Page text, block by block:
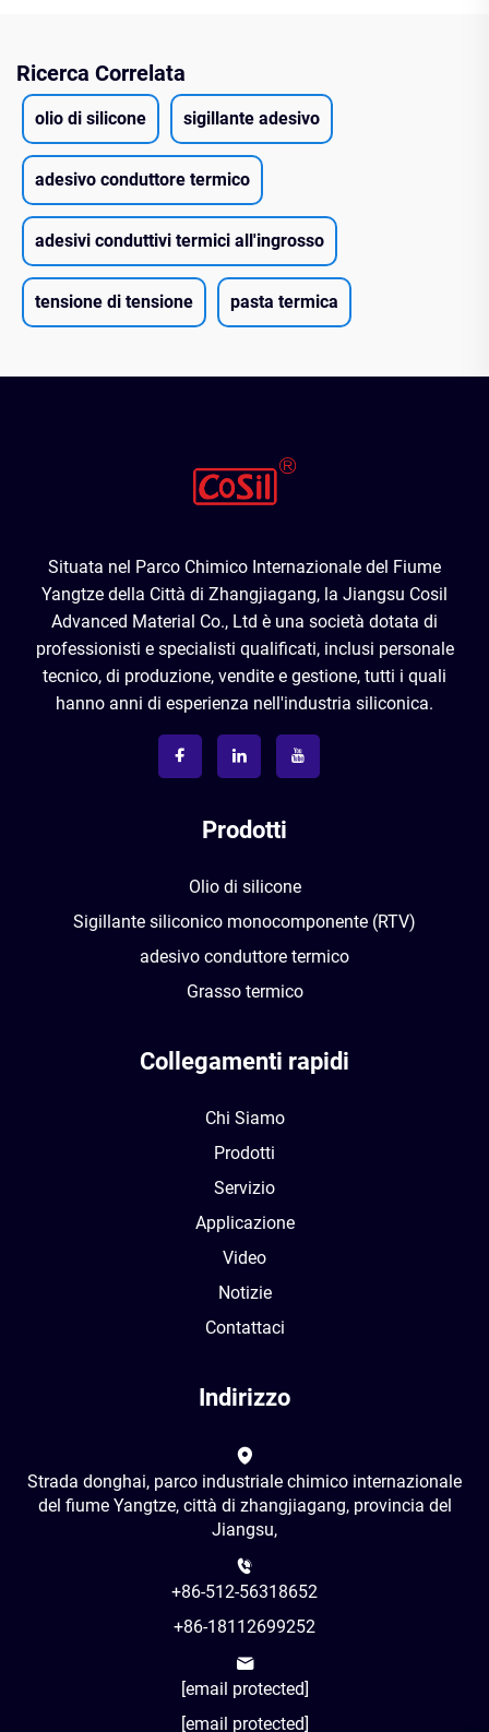
Ricerca Correlata
olio di silicone sigillante adesivo
adesivo conduttore termico
adesivi conduttivi termici all'ingrosso
tensione di tensione pasta termica
Situata nel Parco Chimico Internazionale del Fiume
Yangtze della Città di Zhangjiagang, la Jiangsu Cosil
Advanced Material Co., Ltd è una società dotata di
professionisti e specialisti qualificati, inclusi personale
tecnico, di produzione, vendite e gestione, tutti i quali
hanno anni di esperienza nell'industria siliconica.
Prodotti
Olio di silicone
Sigillante siliconico monocomponente (RTV)
adesivo conduttore termico
Grasso termico
Collegamenti rapidi
Chi Siamo
Prodotti
Servizio
Applicazione
Video
Notizie
Contattaci
Indirizzo
Strada donghai, parco industriale chimico internazionale
del fiume Yangtze, città di zhangjiagang, provincia del
Jiangsu,
+86-512-56318652
+86-18112699252
[email protected]
[email protected]